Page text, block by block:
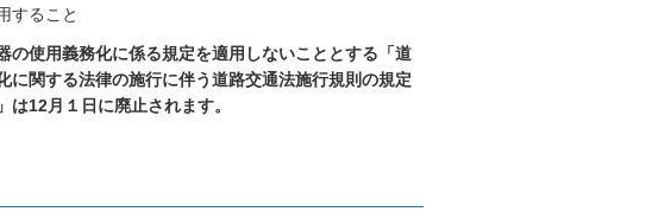
すること
使用義務化に係る規定を適用しないこととする「道
関する法律の施行に伴う道路交通法施行規則の規定
内閣府令」は12月１日に廃止されます。